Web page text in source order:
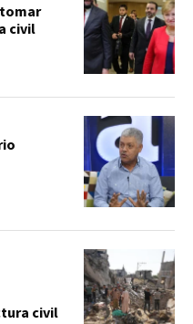
civil
civil